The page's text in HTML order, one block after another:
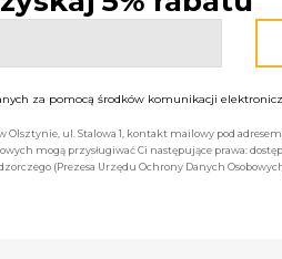
za pomocą środków komunikacji
ul. Stalowa 1, kontakt mailowy pod
mogą przysługiwać Ci następujące prawa:
(Prezesa Urzędu Ochrony Danych